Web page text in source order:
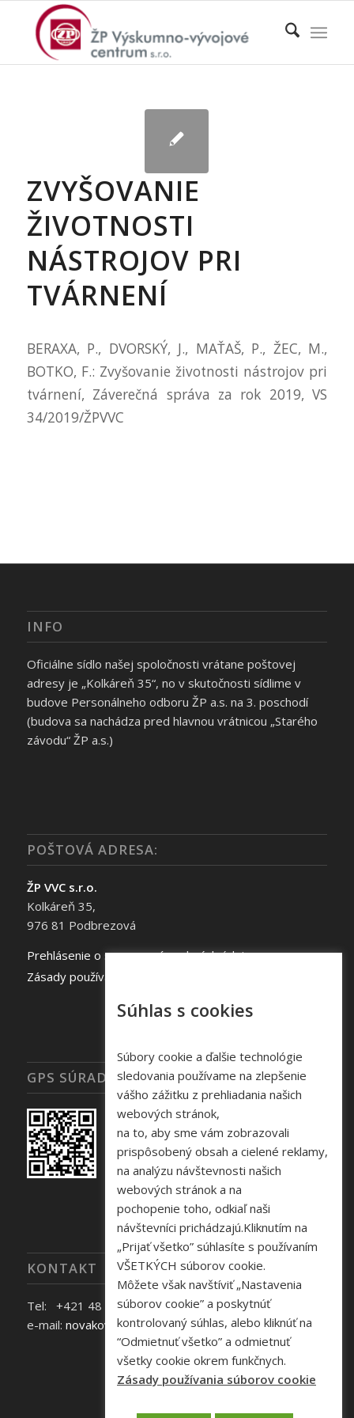
ZVYŠOVANIE
ŽIVOTNOSTI
NÁSTROJOV PRI
TVÁRNENÍ
BERAXA, P., DVORSKÝ, J., MAŤAŠ, P., ŽEC, M.,
BOTKO, F.: Zvyšovanie životnosti nástrojov pri
tvárnení, Záverečná správa za rok 2019, VS
34/2019/ŽPVVC
INFO
Oficiálne sídlo našej spoločnosti vrátane poštovej
adresy je „Kolkáreň 35“, no v skutočnosti sídlime v
budove Personálneho odboru ŽP a.s. na 3. poschodí
(budova sa nachádza pred hlavnou vrátnicou „Starého
závodu“ ŽP a.s.)
POŠTOVÁ ADRESA:
ŽP VVC s.r.o.
Kolkáreň 35,
976 81 Podbrezová
Prehlásenie o spracovaní osobných údajov
Zásady používania súborov cookie
GPS SÚRADNICE
KONTAKT
Tel: +421 48 645 40 35
e-mail: novakova@zelpo.sk
Súhlas s cookies
Súbory cookie a ďalšie technológie
sledovania používame na zlepšenie
vášho zážitku z prehliadania našich
webových stránok,
na to, aby sme vám zobrazovali
prispôsobený obsah a cielené reklamy,
na analýzu návštevnosti našich
webových stránok a na
pochopenie toho, odkiaľ naši
návštevníci prichádzajú.Kliknutím na
„Prijať všetko” súhlasíte s používaním
VŠETKÝCH súborov cookie.
Môžete však navštíviť „Nastavenia
súborov cookie” a poskytnúť
kontrolovaný súhlas, alebo kliknúť na
“Odmietnuť všetko” a odmietnuť
všetky cookie okrem funkčnych.
Zásady používania súborov cookie